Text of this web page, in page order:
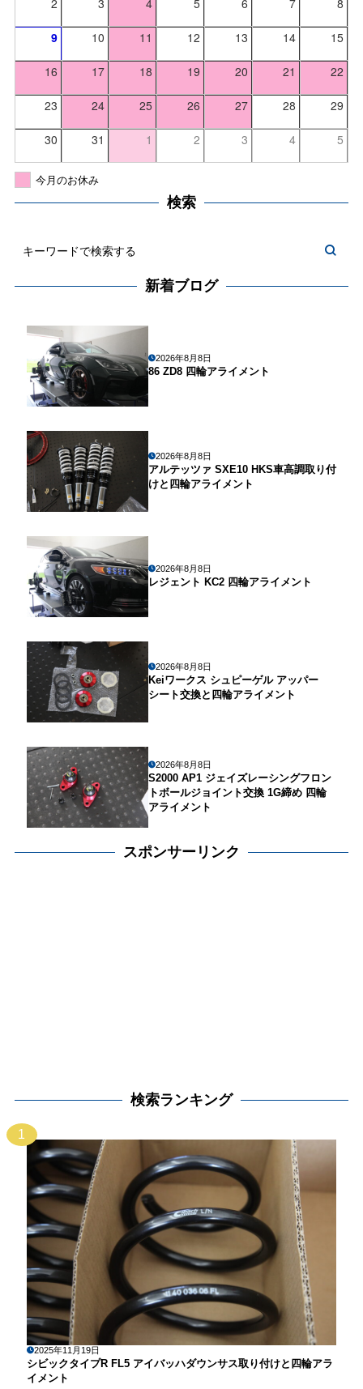
9 10 11 12 13 14 15
16 17 18 19 20 21 22
23 24 25 26 27 28 29
30 31 1 2 3 4 5
今月のお休み
検索
新着ブログ
2026年8月8日
86 ZD8 四輪アライメント
2026年8月8日
アルテッツァ SXE10 HKS車高調取り付
けと四輪アライメント
2026年8月8日
レジェント KC2 四輪アライメント
2026年8月8日
Keiワークス シュピーゲル アッパー
シート交換と四輪アライメント
2026年8月8日
S2000 AP1 ジェイズレーシングフロン
トボールジョイント交換 1G締め 四輪
アライメント
スポンサーリンク
検索ランキング
1
2025年11月19日
シビックタイプR FL5 アイバッハダウンサス取り付けと四輪アラ
イメント